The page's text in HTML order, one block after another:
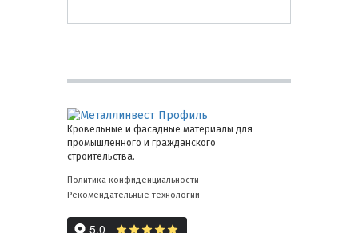
Кровельные и фасадные материалы для
промышленного и гражданского
строительства.
Политика конфиденциальности
Рекомендательные технологии